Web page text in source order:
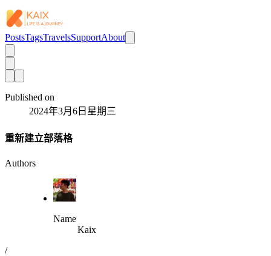
PostsTagsTravelsSupportAbout
Published on
2024年3月6日星期三
重新建立部落格
Authors
Name
Kaix
/